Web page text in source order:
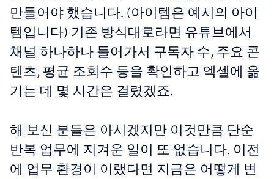
만들어야 했습니다. (아이템은 예시의 아이
템입니다) 기존 방식대로라면 유튜브에서
채널 하나하나 들어가서 구독자 수, 주요 콘
텐츠, 평균 조회수 등을 확인하고 엑셀에 옮
기는 데 몇 시간은 걸렸겠죠.
해 보신 분들은 아시겠지만 이것만큼 단순
반복 업무에 지겨운 일이 또 없습니다. 이전
에 업무 환경이 이랬다면 지금은 어떻게 변